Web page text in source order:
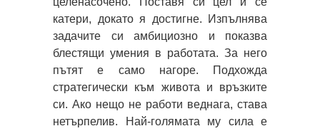
катери, докато я достигне. Изпълнява
задачите си амбициозно и показва
блестящи умения в работата. За него
пътят е само нагоре. Подхожда
стратегически към живота и връзките
си. Ако нещо не работи веднага, става
нетърпелив. Най-голямата му сила е